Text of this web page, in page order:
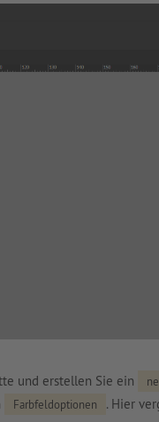
und erstellen Sie ein
Farbfeldoptionen
. Hier